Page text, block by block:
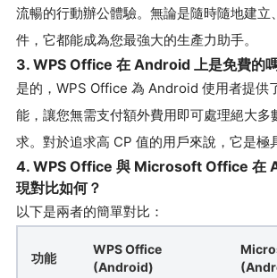
流暢的行動辦公體驗。無論是隨時隨地建立
件，它都能成為您最強大的生產力助手。
3. WPS Office 在 Android 上是免費的
是的，WPS Office 為 Android 使用者提供
能，讓您無需支付額外費用即可處理絕大多
求。對於追求高 CP 值的用戶來說，它是極
4. WPS Office 與 Microsoft Office 在
現對比如何？
以下是兩者的簡單對比：
功能
WPS Office
(Android)